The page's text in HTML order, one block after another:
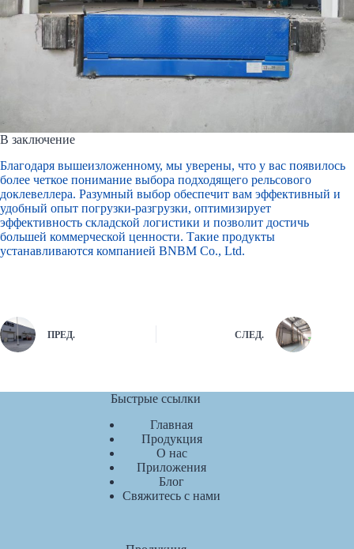
В заключение
Благодаря вышеизложенному, мы уверены, что у вас появилось
более четкое понимание выбора подходящего рельсового
доклевеллера. Разумный выбор обеспечит вам эффективный и
удобный опыт погрузки-разгрузки, оптимизирует
эффективность складской логистики и позволит достичь
большей коммерческой ценности. Такие продукты
устанавливаются компанией BNBM Co., Ltd.
ПРЕД. СЛЕД.
Быстрые ссылки
Главная
Продукция
О нас
Приложения
Блог
Свяжитесь с нами